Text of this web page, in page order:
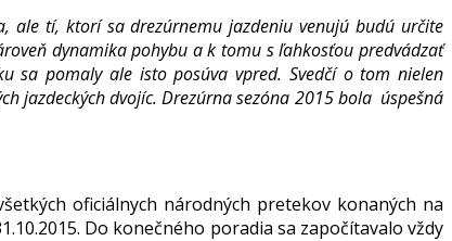
ale tí, ktorí sa drezúrnemu jazdeniu venujú budú určite
dynamika pohybu a k tomu s ľahkosťou predvádzať
sa pomaly ale isto posúva vpred. Svedčí o tom nielen
jazdeckých dvojíc. Drezúrna sezóna 2015 bola úspešná
oficiálnych národných pretekov konaných na
Do konečného poradia sa započítavalo vždy